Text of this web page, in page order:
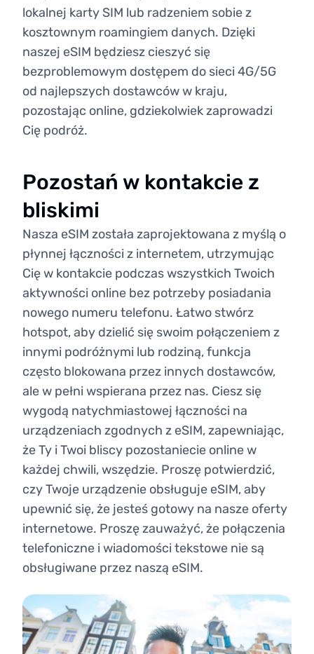
lokalnej karty SIM lub radzeniem sobie z
kosztownym roamingiem danych. Dzięki
naszej eSIM będziesz cieszyć się
bezproblemowym dostępem do sieci 4G/5G
od najlepszych dostawców w kraju,
pozostając online, gdziekolwiek zaprowadzi
Cię podróż.
Pozostań w kontakcie z
bliskimi
Nasza eSIM została zaprojektowana z myślą o
płynnej łączności z internetem, utrzymując
Cię w kontakcie podczas wszystkich Twoich
aktywności online bez potrzeby posiadania
nowego numeru telefonu. Łatwo stwórz
hotspot, aby dzielić się swoim połączeniem z
innymi podróżnymi lub rodziną, funkcja
często blokowana przez innych dostawców,
ale w pełni wspierana przez nas. Ciesz się
wygodą natychmiastowej łączności na
urządzeniach zgodnych z eSIM, zapewniając,
że Ty i Twoi bliscy pozostaniecie online w
każdej chwili, wszędzie. Proszę potwierdzić,
czy Twoje urządzenie obsługuje eSIM, aby
upewnić się, że jesteś gotowy na nasze oferty
internetowe. Proszę zauważyć, że połączenia
telefoniczne i wiadomości tekstowe nie są
obsługiwane przez naszą eSIM.